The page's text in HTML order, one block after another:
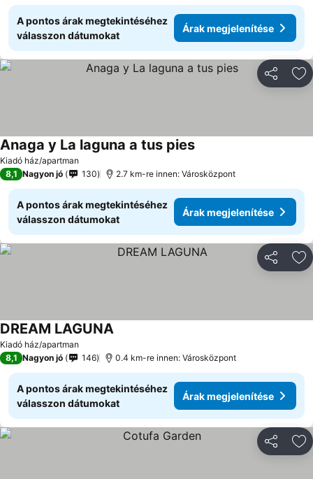
A pontos árak megtekintéséhez
válasszon dátumokat
Árak megjelenítése
Kiadó ház/apartman
Anaga y La laguna a tus pies
8,1 Nagyon jó 130 2.7 km-re innen: Városközpont
A pontos árak megtekintéséhez
válasszon dátumokat
Árak megjelenítése
Kiadó ház/apartman
DREAM LAGUNA
8,1 Nagyon jó 146 0.4 km-re innen: Városközpont
A pontos árak megtekintéséhez
válasszon dátumokat
Árak megjelenítése